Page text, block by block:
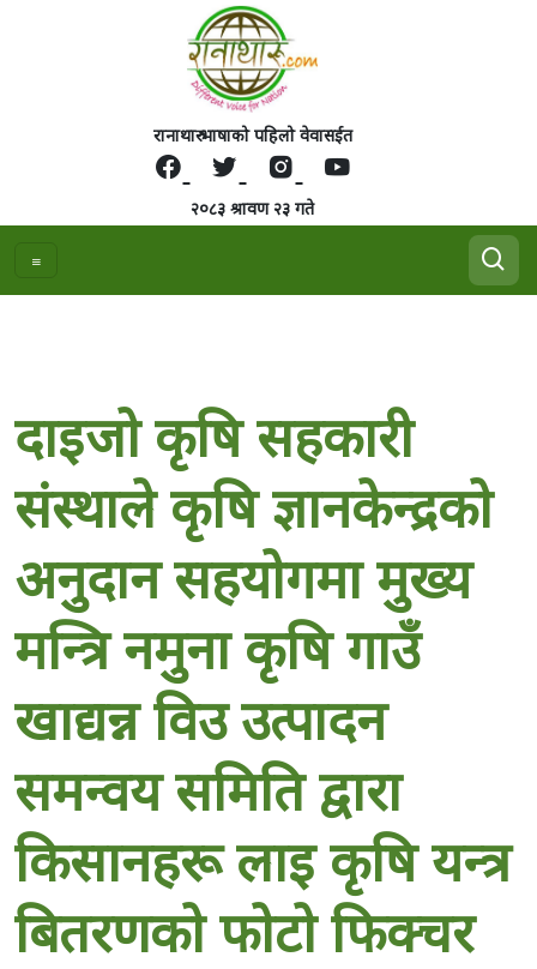
रानाथारु भाषाको पहिलो वेवासईत
२०८३ श्रावण २३ गते
दाइजाे कृषि सहकारी
संस्थाले कृषि ज्ञानकेन्द्रकाे
अनुदान सहयाेगमा मुख्य
मन्त्रि नमुना कृषि गाउँ
खाद्यन्न विउ उत्पादन
समन्वय समिति द्वारा
किसानहरू लाइ कृषि यन्त्र
बितरणकाे फाेटाे फिक्चर